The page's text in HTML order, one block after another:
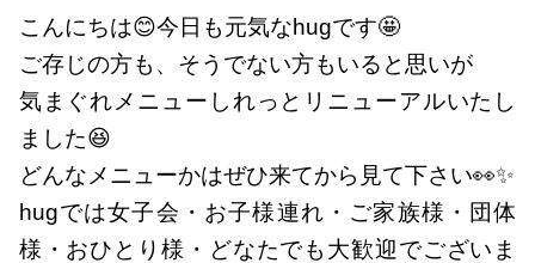
こんにちは😊今日も元気なhugです🤩
ご存じの方も、そうでない方もいると思いが
気まぐれメニューしれっとリニューアルいたし
ました😆
どんなメニューかはぜひ来てから見て下さい👀✨
hugでは女子会・お子様連れ・ご家族様・団体
様・おひとり様・どなたでも大歓迎でございま